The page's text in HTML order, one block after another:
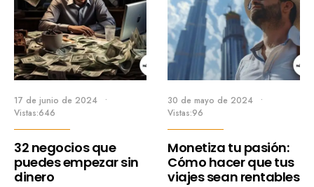
17 de junio de 2024
•
Vistas:646
32 negocios que
puedes empezar sin
dinero
30 de mayo de 2024
•
Vistas:96
Monetiza tu pasión:
Cómo hacer que tus
viajes sean rentables